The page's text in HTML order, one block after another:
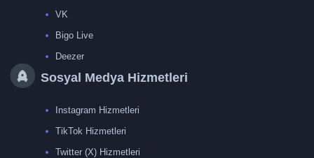
VK
Bigo Live
Deezer
Sosyal Medya Hizmetleri
Instagram Hizmetleri
TikTok Hizmetleri
Twitter (X) Hizmetleri